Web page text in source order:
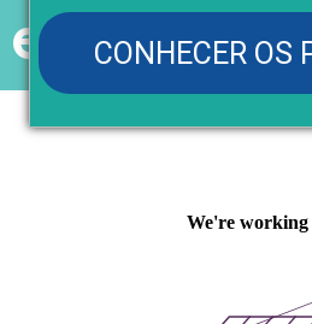
CONHECER
energia